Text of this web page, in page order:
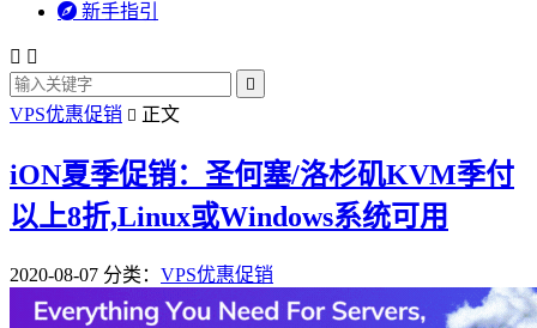
 新手指引
 

VPS优惠促销  正文
iON夏季促销：圣何塞/洛杉矶KVM季付
以上8折,Linux或Windows系统可用
2020-08-07 分类： VPS优惠促销